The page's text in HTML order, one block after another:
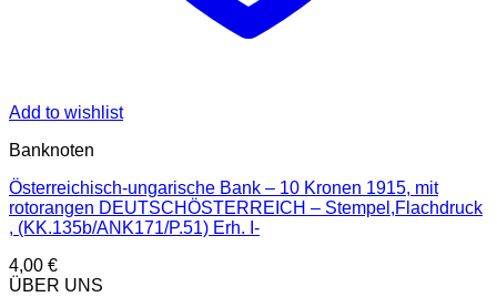
Add to wishlist
Banknoten
Österreichisch-ungarische Bank – 10 Kronen 1915, mit
rotorangen DEUTSCHÖSTERREICH – Stempel,Flachdruck
, (KK.135b/ANK171/P.51) Erh. I-
4,00 €
ÜBER UNS